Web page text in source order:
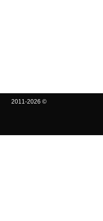
2011-2026 ©